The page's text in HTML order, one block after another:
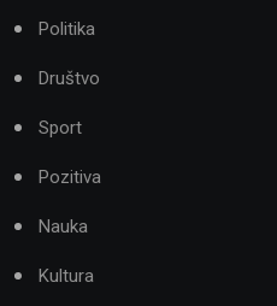
Politika
Društvo
Sport
Pozitiva
Nauka
Kultura